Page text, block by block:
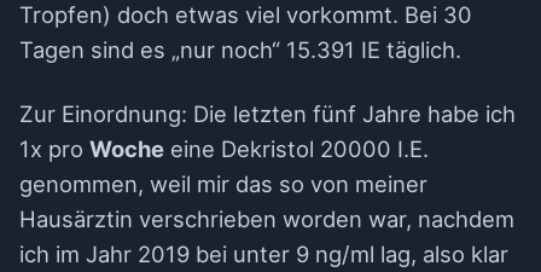
Tropfen) doch etwas viel vorkommt. Bei 30
Tagen sind es „nur noch“ 15.391 IE täglich.
Zur Einordnung: Die letzten fünf Jahre habe ich
1x pro Woche eine Dekristol 20000 I.E.
genommen, weil mir das so von meiner
Hausärztin verschrieben worden war, nachdem
ich im Jahr 2019 bei unter 9 ng/ml lag, also klar